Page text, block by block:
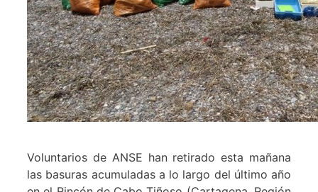
Voluntarios de ANSE han retirado esta mañana
las basuras acumuladas a lo largo del último año